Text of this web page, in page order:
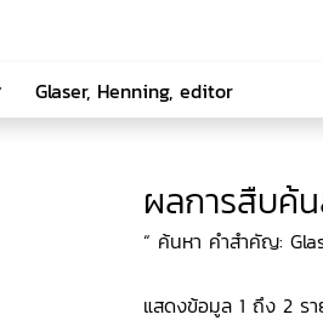
ผลการสืบค้
“ ค้นหา คำสำคัญ:
แสดงข้อมูล 1 ถึง 2 ร